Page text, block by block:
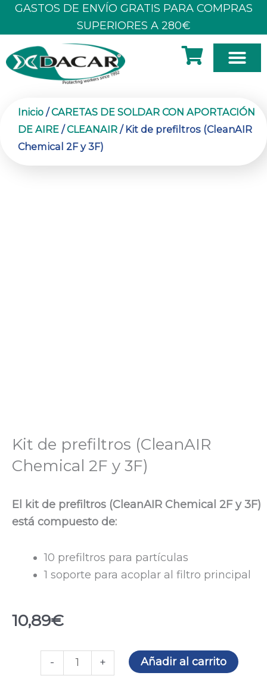
GASTOS DE ENVÍO GRATIS PARA COMPRAS
SUPERIORES A 280€
Inicio /CARETAS DE SOLDAR CON APORTACIÓN
DE AIRE /CLEANAIR / Kit de prefiltros (CleanAIR
Chemical 2F y 3F)
Kit de prefiltros (CleanAIR
Chemical 2F y 3F)
El kit de prefiltros (CleanAIR Chemical 2F y 3F)
está compuesto de:
10 prefiltros para partículas
1 soporte para acoplar al filtro principal
10,89€
-
de
+ Añadir al carrito